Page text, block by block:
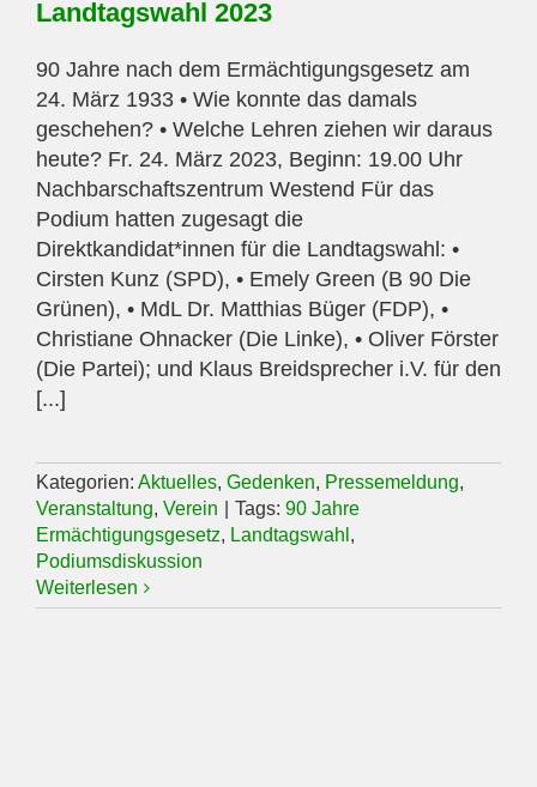
Landtagswahl 2023
90 Jahre nach dem Ermächtigungsgesetz am
24. März 1933 • Wie konnte das damals
geschehen? • Welche Lehren ziehen wir daraus
heute? Fr. 24. März 2023, Beginn: 19.00 Uhr
Nachbarschaftszentrum Westend Für das
Podium hatten zugesagt die
Direktkandidat*innen für die Landtagswahl: •
Cirsten Kunz (SPD), • Emely Green (B 90 Die
Grünen), • MdL Dr. Matthias Büger (FDP), •
Christiane Ohnacker (Die Linke), • Oliver Förster
(Die Partei); und Klaus Breidsprecher i.V. für den
[...]
Kategorien: Aktuelles, Gedenken, Pressemeldung,
Veranstaltung, Verein Tags: 90 Jahre
Ermächtigungsgesetz, Landtagswahl ,
Podiumsdiskussion
Weiterlesen